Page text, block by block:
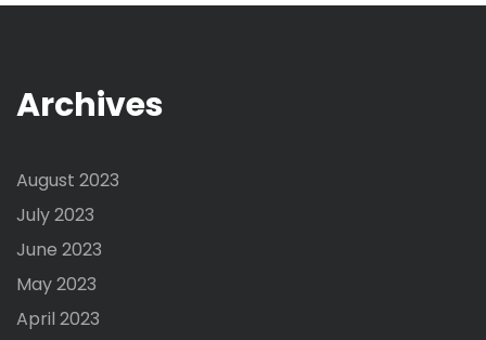
Archives
August 2023
July 2023
June 2023
May 2023
April 2023